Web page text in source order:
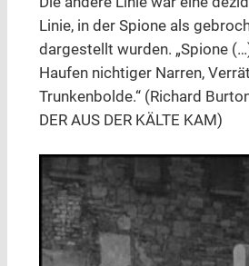
Linie, in der Spione als
dargestellt wurden. „Spione
Haufen nichtiger Narren,
Trunkenbolde.“ (Richard
DER AUS DER KÄLTE KAM)